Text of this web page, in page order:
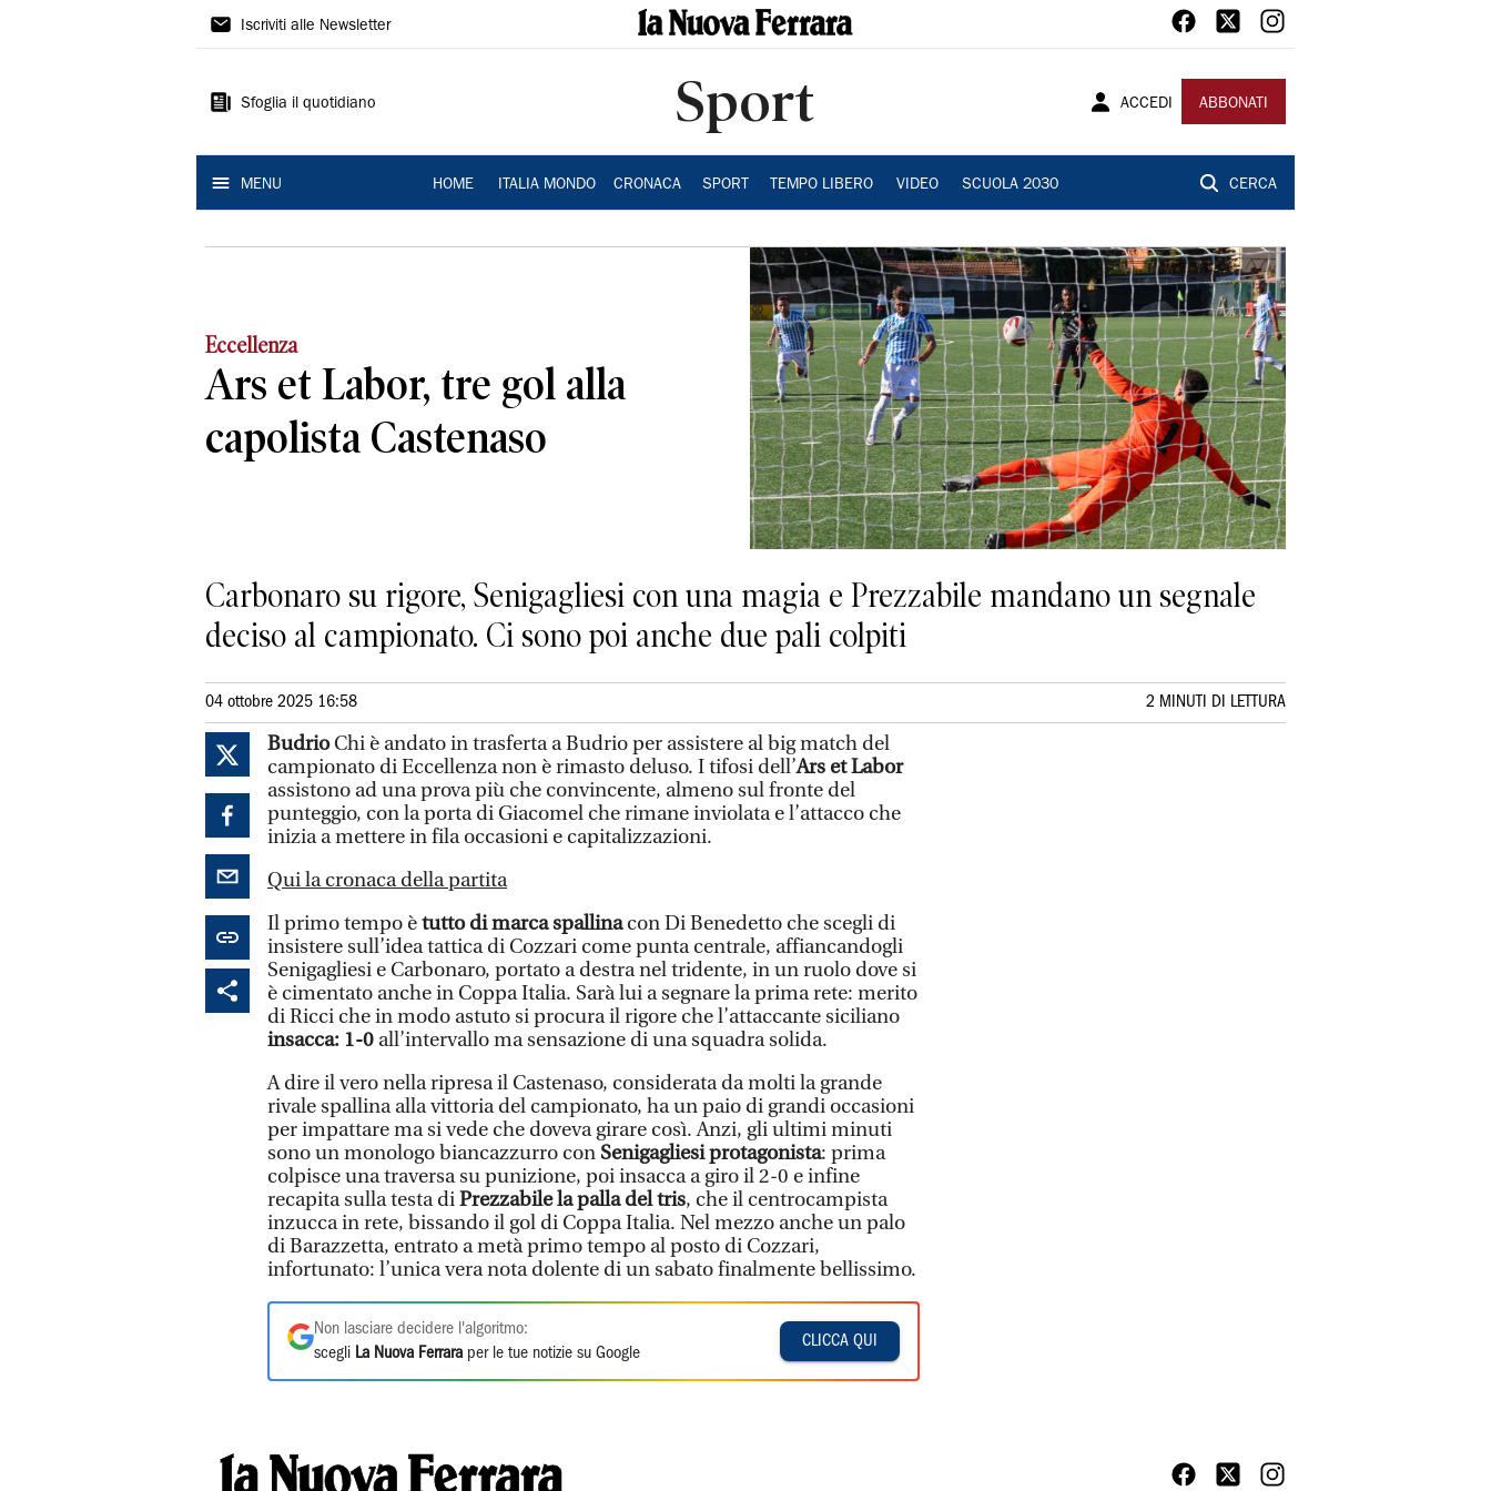
La
Ferrara
Iscriviti alle Newsletter
Sfoglia il quotidiano Sport ACCEDI ABBONATI
MENU HOME ITALIA MONDO CRONACA SPORT TEMPO LIBERO VIDEO SCUOLA 2030 CERCA
Eccellenza
Ars et Labor, tre gol alla
capolista Castenaso
Carbonaro su rigore, Senigagliesi con una magia e Prezzabile mandano un segnale
deciso al campionato. Ci sono poi anche due pali colpiti
04 ottobre 2025 16:58 2 MINUTI DI LETTURA
BudrioChi è andato in trasferta a Budrio per assistere al big match del
campionato di Eccellenza non è rimasto deluso. I tifosi dell’Ars et Labor
assistono ad una prova più che convincente, almeno sul fronte del
punteggio, con la porta di Giacomel che rimane inviolata e l’attacco che
inizia a mettere in fila occasioni e capitalizzazioni.
Qui la cronaca della partita
Il primo tempo ètutto di marca spallinacon Di Benedetto che scegli di
insistere sull’idea tattica di Cozzari come punta centrale, affiancandogli
Senigagliesi e Carbonaro, portato a destra nel tridente, in un ruolo dove si
è cimentato anche in Coppa Italia. Sarà lui a segnare la prima rete: merito
di Ricci che in modo astuto si procura il rigore che l’attaccante siciliano
insacca: 1-0 all’intervallo ma sensazione di una squadra solida.
A dire il vero nella ripresa il Castenaso, considerata da molti la grande
rivale spallina alla vittoria del campionato, ha un paio di grandi occasioni
per impattare ma si vede che doveva girare così. Anzi, gli ultimi minuti
sono un monologo biancazzurro con Senigagliesi protagonista: prima
colpisce una traversa su punizione, poi insacca a giro il 2-0 e infine
recapita sulla testa diPrezzabile la palla del tris, che il centrocampista
inzucca in rete, bissando il gol di Coppa Italia. Nel mezzo anche un palo
di Barazzetta, entrato a metà primo tempo al posto di Cozzari,
infortunato: l’unica vera nota dolente di un sabato finalmente bellissimo.
Non lasciare decidere l'algoritmo:
scegli La Nuova Ferrara per le tue notizie su Google
CLICCA QUI